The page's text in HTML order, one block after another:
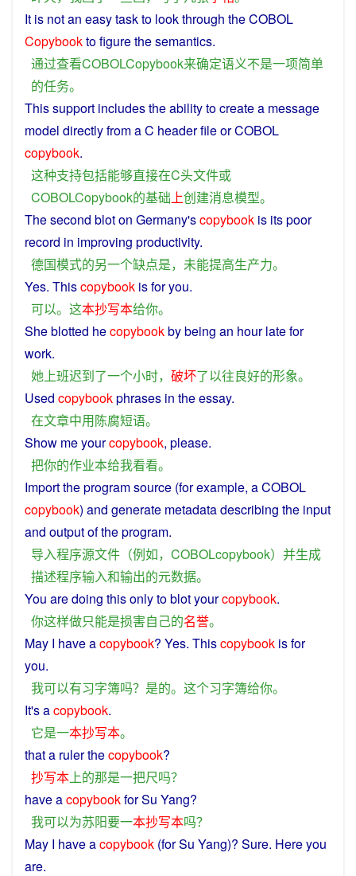
It is notan easytaskto lookthrough theCOBOL
Copybooktofigurethesemantics.
通过查看COBOLCopybook来确定语义不是一项简单
的任务。
Thissupport includestheabilitytocreatea message
model directlyfrom aC headerfileorCOBOL
copybook.
这种支持包括能够直接在C头文件或
COBOLCopybook的基础上创建消息模型。
Thesecond blot on Germany'scopybook is itspoor
record in improving productivity.
德国模式的另一个缺点是， 未能提高生产力。
Yes. Thiscopybook isforyou.
可以。 这本抄写本给你。
Sheblotted hecopybookbybeing an hour latefor
work.
她上班迟到了一个小时， 破坏了以往良好的形象。
Used copybookphrases in theessay.
在文章中用陈腐短语。
Show meyourcopybook, please.
把你的作业本给我看看。
Importtheprogramsource (forexample, a COBOL
copybook) and generate metadatadescribing the input
and outputof theprogram.
导入程序源文件 （例如， COBOLcopybook） 并生成
描述程序输入和输出的元数据。
You aredoing thisonlytoblotyourcopybook.
你这样做只能是损害自己的名誉。
May I haveacopybook? Yes. Thiscopybook isfor
you.
我可以有习字簿吗？ 是的。 这个习字簿给你。
It'sacopybook.
它是一本抄写本。
thata rulerthecopybook?
抄写本上的那是一把尺吗？
haveacopybookforSu Yang?
我可以为苏阳要一本抄写本吗？
May I haveacopybook (forSu Yang)? Sure. Hereyou
are.